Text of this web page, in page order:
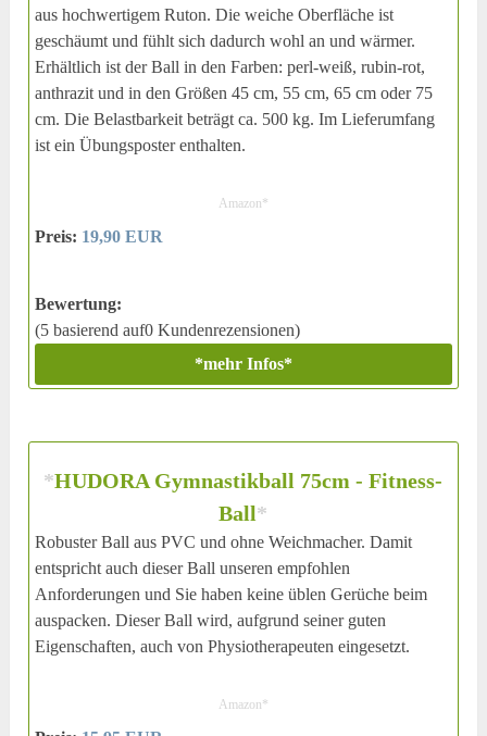
aus hochwertigem Ruton. Die weiche Oberfläche ist
geschäumt und fühlt sich dadurch wohl an und wärmer.
Erhältlich ist der Ball in den Farben: perl-weiß, rubin-rot,
anthrazit und in den Größen 45 cm, 55 cm, 65 cm oder 75
cm. Die Belastbarkeit beträgt ca. 500 kg. Im Lieferumfang
ist ein Übungsposter enthalten.
Amazon*
Preis: 19,90 EUR
Bewertung:
(5 basierend auf0 Kundenrezensionen)
*mehr Infos*
*HUDORA Gymnastikball 75cm - Fitness-
Ball*
Robuster Ball aus PVC und ohne Weichmacher. Damit
entspricht auch dieser Ball unseren empfohlen
Anforderungen und Sie haben keine üblen Gerüche beim
auspacken. Dieser Ball wird, aufgrund seiner guten
Eigenschaften, auch von Physiotherapeuten eingesetzt.
Amazon*